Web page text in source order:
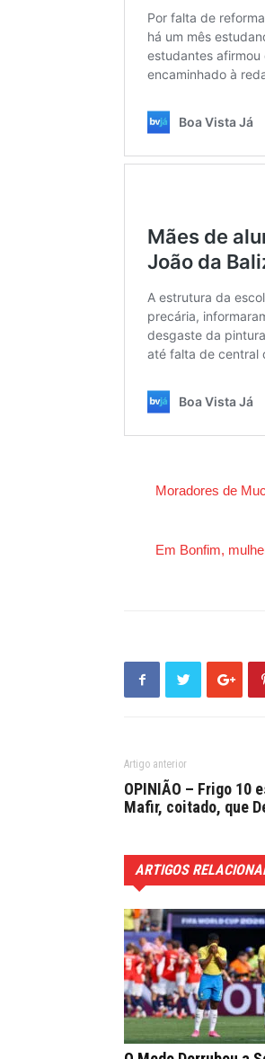
Moradores de
Em Bonfim,
Artigo anterior
OPINIÃO – Frigo 10
Mafir, coitado, que
ARTIGOS